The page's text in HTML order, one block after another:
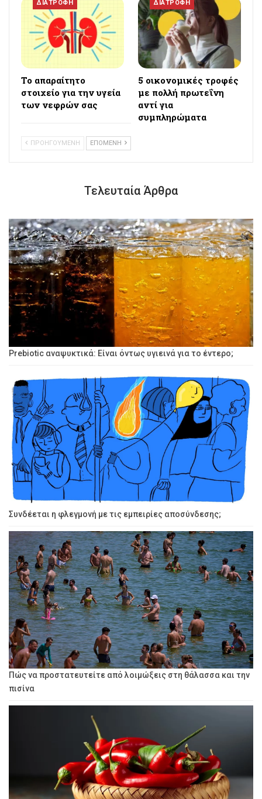
ΔΙΑΤΡΟΦΗ
Το απαραίτητο
στοιχείο για την υγεία
των νεφρών σας
ΔΙΑΤΡΟΦΗ
5 οικονομικές τροφές
με πολλή πρωτεΐνη
αντί για
συμπληρώματα
ΠΡΟΗΓΟΥΜΕΝΗ ΕΠΟΜΕΝΗ
Τελευταία Άρθρα
Prebiotic αναψυκτικά: Είναι όντως υγιεινά για το έντερο;
Συνδέεται η φλεγμονή με τις εμπειρίες αποσύνδεσης;
Πώς να προστατευτείτε από λοιμώξεις στη θάλασσα και την
πισίνα